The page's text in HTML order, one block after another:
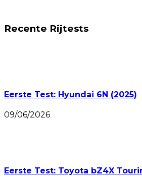
Recente Rijtests
Eerste Test: Hyundai 6N (2025)
09/06/2026
Eerste Test: Toyota bZ4X